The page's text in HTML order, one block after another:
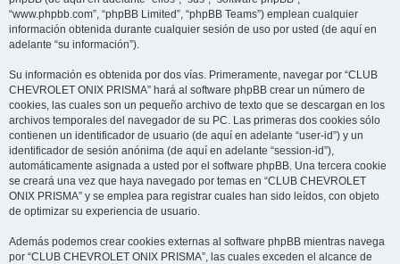
“www.phpbb.com”, “phpBB Limited”, “phpBB Teams”) emplean cualquier
información obtenida durante cualquier sesión de uso por usted (de aquí en
adelante “su información”).
Su información es obtenida por dos vías. Primeramente, navegar por “CLUB
CHEVROLET ONIX PRISMA” hará al software phpBB crear un número de
cookies, las cuales son un pequeño archivo de texto que se descargan en los
archivos temporales del navegador de su PC. Las primeras dos cookies sólo
contienen un identificador de usuario (de aquí en adelante “user-id”) y un
identificador de sesión anónima (de aquí en adelante “session-id”),
automáticamente asignada a usted por el software phpBB. Una tercera cookie
se creará una vez que haya navegado por temas en “CLUB CHEVROLET
ONIX PRISMA” y se emplea para registrar cuales han sido leídos, con objeto
de optimizar su experiencia de usuario.
Además podemos crear cookies externas al software phpBB mientras navega
por “CLUB CHEVROLET ONIX PRISMA”, las cuales exceden el alcance de